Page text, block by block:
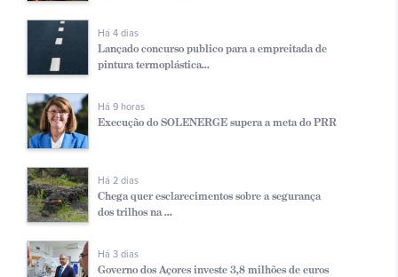
Há 4 dias
Lançado concurso publico para a empreitada de
pintura termoplástica...
Há 9 horas
Execução do SOLENERGE supera a meta do PRR
Há 2 dias
Chega quer esclarecimentos sobre a segurança
dos trilhos na ...
Há 3 dias
Governo dos Açores investe 3,8 milhões de euros